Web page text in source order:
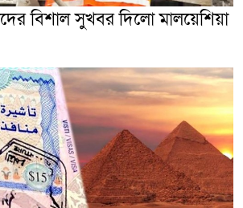
বিশাল সুখবর দিলো মালয়েশিয়া